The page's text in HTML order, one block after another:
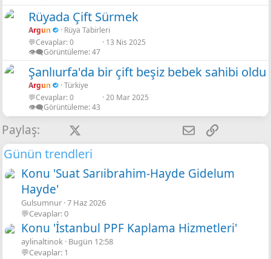
Rüyada Çift Sürmek
Argun
Rüya Tabirleri
💬Cevaplar 0
👁️‍🗨️Görüntüleme 47
13 Nis 2025
Şanlıurfa'da bir çift beşiz bebek sahibi oldu
Argun
Türkiye
💬Cevaplar 0
👁️‍🗨️Görüntüleme 43
20 Mar 2025
Paylaş: Facebook TumblrWhatsApp
E-posta
Link
Günün trendleri
Konu 'Suat Sarıibrahim-Hayde Gidelum
Hayde'
Gulsumnur 7 Haz 2026
💬Cevaplar: 0
Konu 'İstanbul PPF Kaplama Hizmetleri'
aylinaltinok Bugün 12:58
💬Cevaplar: 1